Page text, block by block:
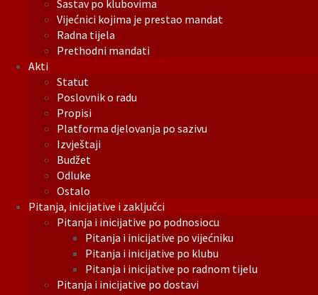
Sastav po klubovima
Vijećnici kojima je prestao mandat
Radna tijela
Prethodni mandati
Akti
Statut
Poslovnik o radu
Propisi
Platforma djelovanja po sazivu
Izvještaji
Budžet
Odluke
Ostalo
Pitanja, inicijative i zaključci
Pitanja i inicijative po podnosiocu
Pitanja i inicijative po vijećniku
Pitanja i inicijative po klubu
Pitanja i inicijative po radnom tijelu
Pitanja i inicijative po dostavi